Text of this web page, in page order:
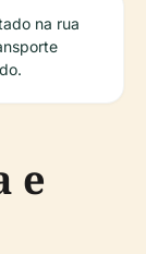
na rua
e